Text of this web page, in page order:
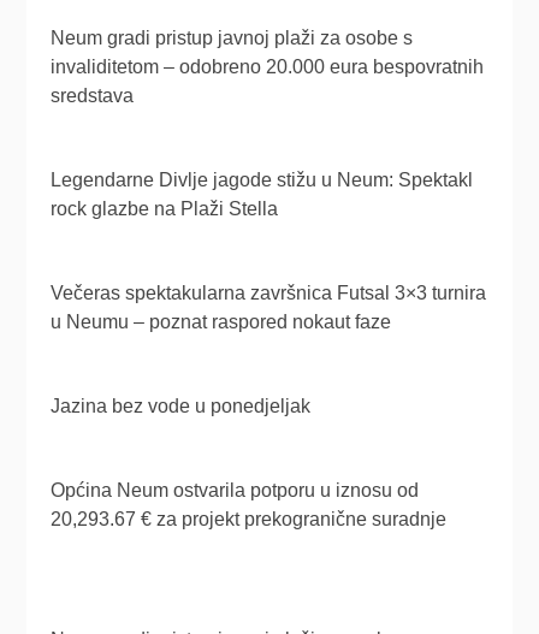
Neum gradi pristup javnoj plaži za osobe s
invaliditetom – odobreno 20.000 eura bespovratnih
sredstava
Legendarne Divlje jagode stižu u Neum: Spektakl
rock glazbe na Plaži Stella
Večeras spektakularna završnica Futsal 3×3 turnira
u Neumu – poznat raspored nokaut faze
Jazina bez vode u ponedjeljak
Općina Neum ostvarila potporu u iznosu od
20,293.67 € za projekt prekogranične suradnje